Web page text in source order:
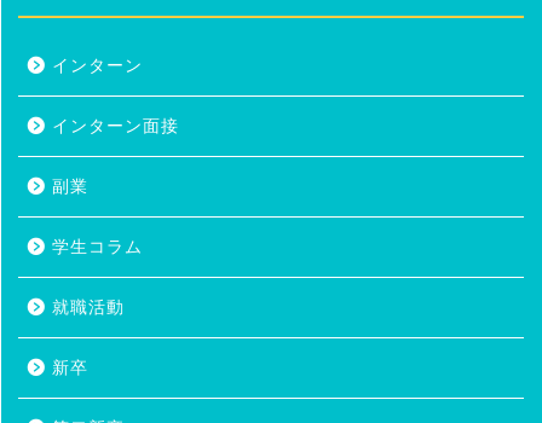
インターン
インターン面接
副業
学生コラム
就職活動
新卒